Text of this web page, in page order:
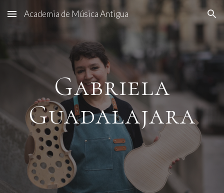
Skip to main content Skip to navigation
Academia de Música Antigua
Gabriela
Guadalajara